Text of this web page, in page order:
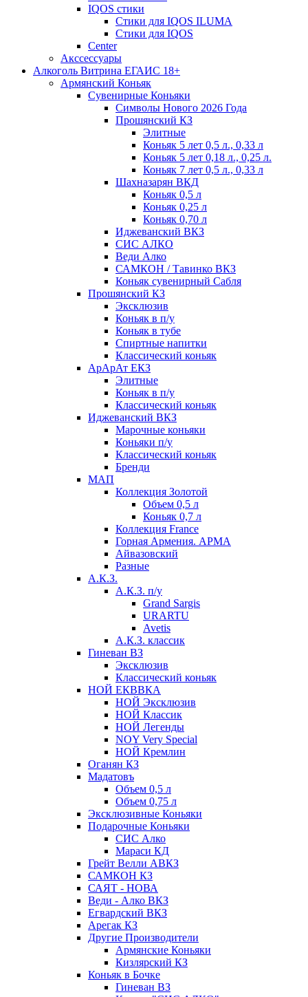
IQOS стики
Стики для IQOS ILUMA
Стики для IQOS
Сenter
Акссессуары
Алкоголь Витрина ЕГАИС 18+
Армянский Коньяк
Сувенирные Коньяки
Символы Нового 2026 Года
Прошянский КЗ
Элитные
Коньяк 5 лет 0,5 л., 0,33 л
Коньяк 5 лет 0,18 л., 0,25 л.
Коньяк 7 лет 0,5 л., 0,33 л
Шахназарян ВКД
Коньяк 0,5 л
Коньяк 0,25 л
Коньяк 0,70 л
Иджеванский ВКЗ
СИС АЛКО
Веди Алко
САМКОН / Тавинко ВКЗ
Коньяк сувенирный Сабля
Прошянский КЗ
Эксклюзив
Коньяк в п/у
Коньяк в тубе
Спиртные напитки
Классический коньяк
АрАрАт ЕКЗ
Элитные
Коньяк в п/у
Классический коньяк
Иджеванский ВКЗ
Марочные коньяки
Коньяки п/у
Классический коньяк
Бренди
МАП
Коллекция Золотой
Объем 0,5 л
Коньяк 0,7 л
Коллекция France
Горная Армения. АРМА
Айвазовский
Разные
А.К.З.
А.К.З. п/у
Grand Sargis
URARTU
Avetis
А.К.З. классик
Гиневан ВЗ
Эксклюзив
Классический коньяк
НОЙ ЕКВВКА
НОЙ Эксклюзив
НОЙ Классик
НОЙ Легенды
NOY Very Speсial
НОЙ Кремлин
Оганян КЗ
Мадатовъ
Объем 0,5 л
Объем 0,75 л
Эксклюзивные Коньяки
Подарочные Коньяки
СИС Алко
Мараси КД
Грейт Велли АВКЗ
САМКОН КЗ
САЯТ - НОВА
Веди - Алко ВКЗ
Егвардский ВКЗ
Арегак КЗ
Другие Производители
Армянские Коньяки
Кизлярский КЗ
Коньяк в Бочке
Гиневан ВЗ